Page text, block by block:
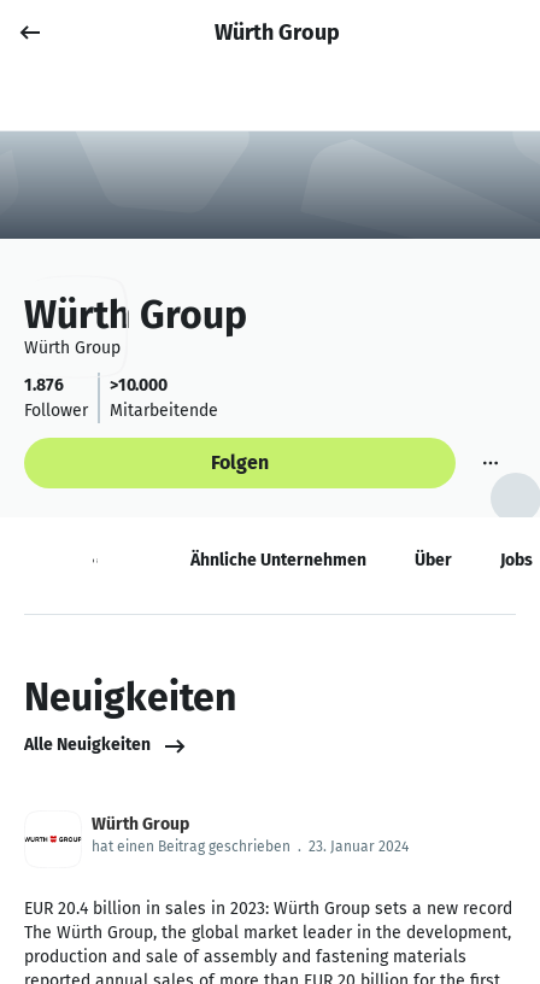
Anmelden
Würth Group
Würth Group
Würth Group
1.876
Follower
>10.000
Mitarbeitende
Folgen
Neuigkeiten Ähnliche Unternehmen Über Jobs
Neuigkeiten
Alle Neuigkeiten
Würth Group
hat einen Beitrag geschrieben . 23. Januar 2024
EUR 20.4 billion in sales in 2023: Würth Group sets a new record
The Würth Group, the global market leader in the development,
production and sale of assembly and fastening materials